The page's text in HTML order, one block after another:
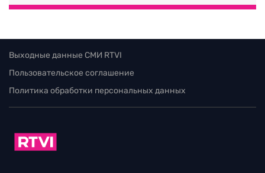
Выходные данные СМИ RTVI
Пользовательское соглашение
Политика обработки персональных данных